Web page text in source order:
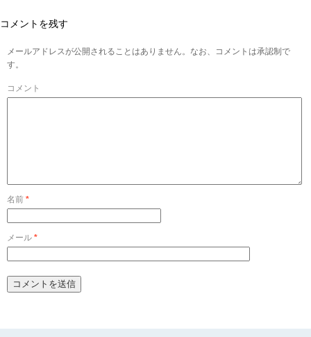
コメントを残す
メールアドレスが公開されることはありません。なお、コメントは承認制で
す。
コメント
名前 *
メール *